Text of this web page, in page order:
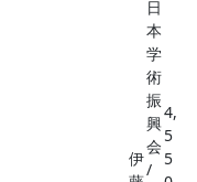
伊
日
本
学
術
振
興
会
/
4,
5
5